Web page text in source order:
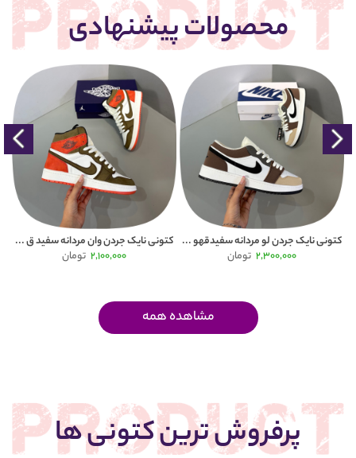
محصولات پیشنهادی
کتونی نایک جردن لو مردانه سفیدقهو ...
2,300,000 تومان
کتونی نایک جردن وان مردانه سفید ق ...
2,100,000 تومان
مشاهده همه
پرفروش ترین کتونی ها